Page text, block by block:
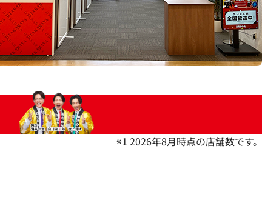
※1 2026年8月時点の店舗数です。